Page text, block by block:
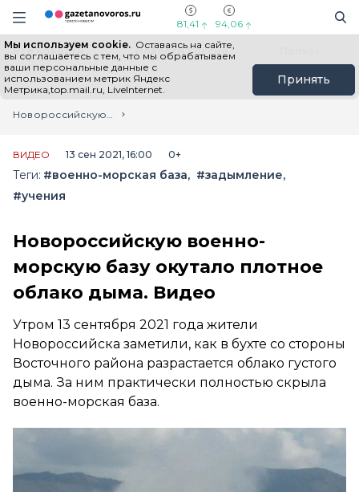
Информационный портал "ГазетаНоворос.ру"
Навигация сайта
81,41 94,06
Мы используем cookie. Оставаясь на сайте,
вы соглашаетесь с тем, что мы обрабатываем
ваши персональные данные с
использованием метрик Яндекс
Метрика,top.mail.ru, LiveInternet.
Принять
Все новости Новости России
Главная
Лента новостей
Новороссийскую военно-морскую базу окутало плотное облако дыма. Видео
ВИДЕО 13 сен 2021, 16:00 0+
Теги: #военно-морская база
#задымление
#учения
Новороссийскую военно-
морскую базу окутало плотное
облако дыма. Видео
Утром 13 сентября 2021 года жители
Новороссийска заметили, как в бухте со стороны
Восточного района разрастается облако густого
дыма. За ним практически полностью скрыла
военно-морская база.